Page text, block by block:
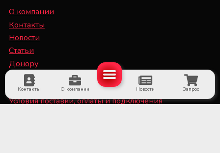
Контакты О компании Новости Запрос
О компании
Контакты
Новости
Статьи
Донору
Специалисту
Условия поставки, оплаты и подключения